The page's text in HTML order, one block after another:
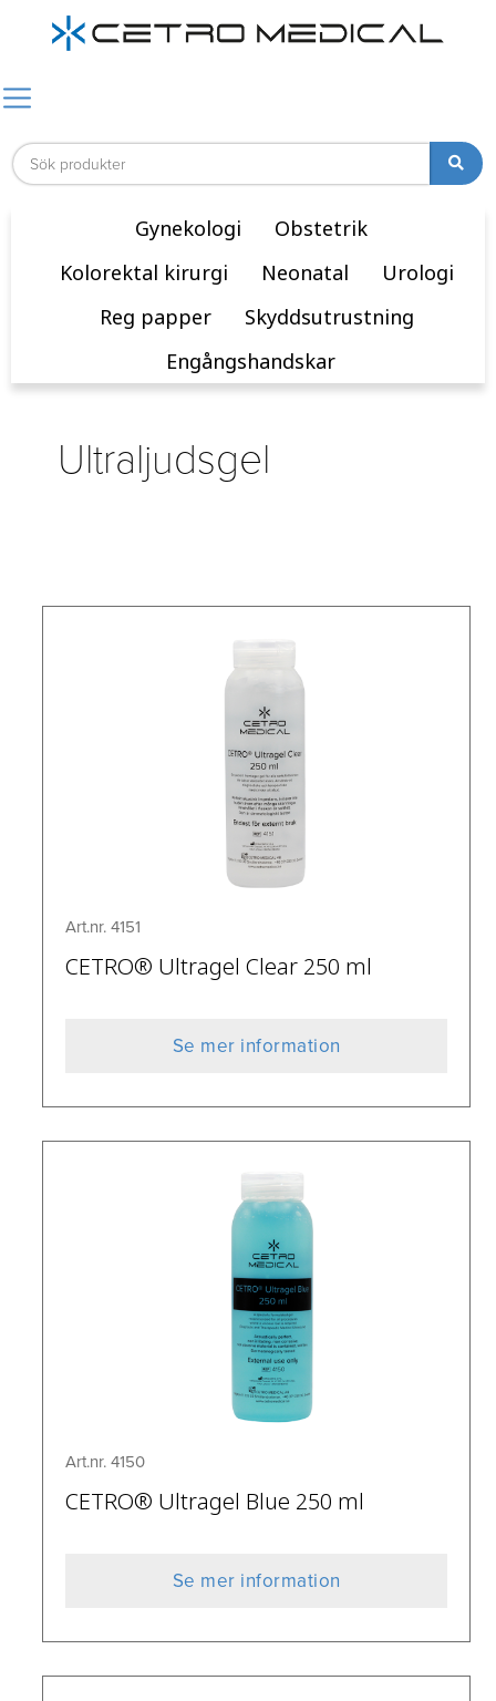
Gynekologi
Obstetrik
Kolorektal kirurgi
Neonatal
Urologi
Reg papper
Skyddsutrustning
Engångshandskar
Ultraljudsgel
Art.nr. 4151
CETRO® Ultragel Clear 250 ml
Se mer information
Art.nr. 4150
CETRO® Ultragel Blue 250 ml
Se mer information